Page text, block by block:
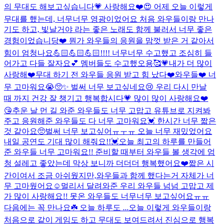
의 무대도 해보고싶습니다💗 사랑해요❤️😍 어제 오늘 이렇게
무대를 했는데, 너무너무 영광이었어요 처음 와우들이랑 만나
기도 하고, 빛날거야 라는 좋은 노래도 함께 불러서 너무 좋은
경험이었습니당❤️ 뭔가 와우들의 응원을 맘껏 받은 거 같아서
힘이 엄청나요💪🏻💪🏻💪🏻!!!! 너무너무 수고했고 조심히 들
어가고 다들 잘자요💕 멤버들도 수고했오용🥰💗내가 더 많이
사랑해❤️무대 하기 전 와우들 응원 받고 힘 났다❤️와우들❤️ 너
무 고마워요😭🥺✨ 벌써 너무 보고싶네요😢 우리 다시 만날
때 까지 건강 잘 챙기고 행복합시다💗 많이 많이 사랑해요❤️
😘추운 날 먼 길 와준 와우들도 너무 고맙고 유튜브로 지켜봐
주고 응원해준 와우들도 다 너무 고마워요💓 한시간 너무 짧은
것 같아요🥺벌써 너무 보고싶어ㅠㅜㅠ 오늘 너무 재밌었어요
내일 공연도 기대 많이 해줘요!!💓오늘 최고의 하루를 만들어
준 와우들 너무 고마워요!! 준비할 때부터 와우들 볼 생각에 엄
청 설레고 좋았는데 막상 보니까 더더더 행복했어요❤️짧은 시
간이여서 조금 아쉬웠지만,와우들과 함께 했다는거 자체가 너
무 고마웠어요☺️멀리서 달려와준 우리 와우들 넘넘 고맙고 제
가 많이 사랑해요!! 못온 와우들도 너무너무 보고싶어요ㅠㅠ
다음에는 꼭 만나요☘️ 오늘 하루도 ...오늘 이렇게 와우들이랑
처음으로 같이 게임도 하고 무대도 보여드려서 진심으로 행복